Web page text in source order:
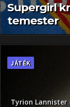
Supergirl
temester
JÁTÉK
Tyrion Lannister